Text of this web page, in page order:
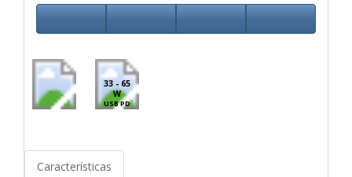
33 - 65
W
USB PD
Características